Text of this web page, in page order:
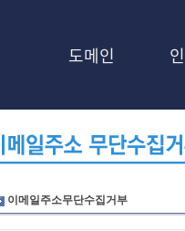
도메인
이메일주소무단수집거부